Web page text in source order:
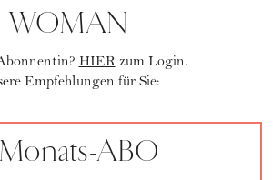
WOMAN
HIERzum Login.
Empfehlungen für Sie:
ABO